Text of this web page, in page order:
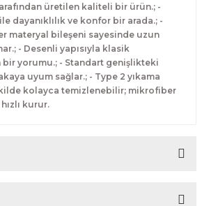
üretilen kaliteli bir ürün.; -
dayanıklılık ve konfor bir arada.; -
materyal bileşeni sayesinde uzun
- Desenli yapısıyla klasik
yorumu.; - Standart genişlikteki
uyum sağlar.; - Type 2 yıkama
kolayca temizlenebilir; mikrofiber
kurur.